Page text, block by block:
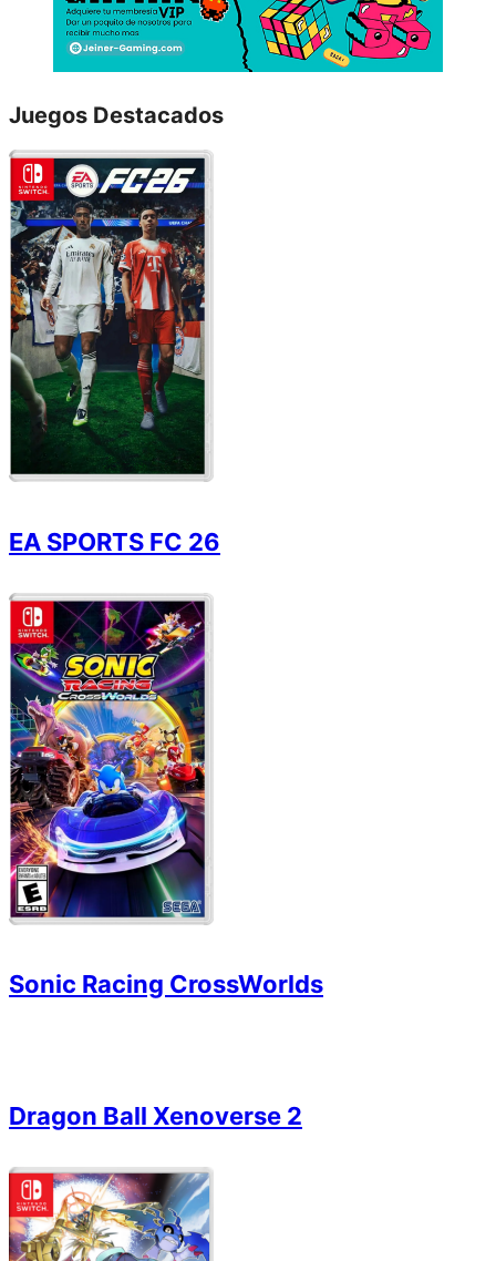
Juegos Destacados
EA SPORTS FC 26
Sonic Racing CrossWorlds
Dragon Ball Xenoverse 2